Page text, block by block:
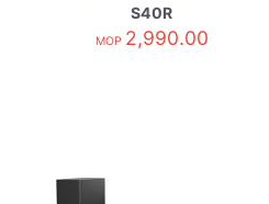
S40R
MOP 2,990.00